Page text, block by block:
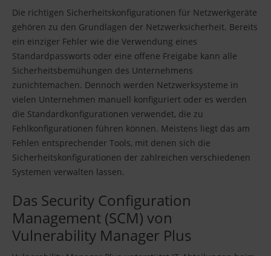
Die richtigen Sicherheitskonfigurationen für Netzwerkgeräte
gehören zu den Grundlagen der Netzwerksicherheit. Bereits
ein einziger Fehler wie die Verwendung eines
Standardpassworts oder eine offene Freigabe kann alle
Sicherheitsbemühungen des Unternehmens
zunichtemachen. Dennoch werden Netzwerksysteme in
vielen Unternehmen manuell konfiguriert oder es werden
die Standardkonfigurationen verwendet, die zu
Fehlkonfigurationen führen können. Meistens liegt das am
Fehlen entsprechender Tools, mit denen sich die
Sicherheitskonfigurationen der zahlreichen verschiedenen
Systemen verwalten lassen.
Das Security Configuration
Management (SCM) von
Vulnerability Manager Plus